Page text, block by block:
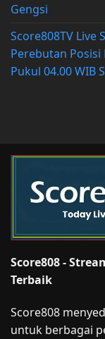
Gengsi
Score808TV Live
Perebutan Posisi
Pukul 04.00 WIB
Score808 -
Terbaik
Score808
untuk berbagai